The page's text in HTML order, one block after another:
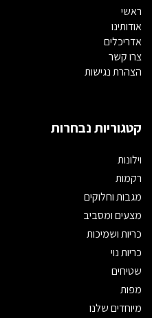
ראשי
אודותינו
אדריכלים
צרו קשר
הצהרת נגישות
קטגוריות נבחרות
וילונות
רקמות
מגבות וחלוקים
מצעים ומסביב
כריות ושמיכות
כריות נוי
שטיחים
מפות
מיוחדים שלנו